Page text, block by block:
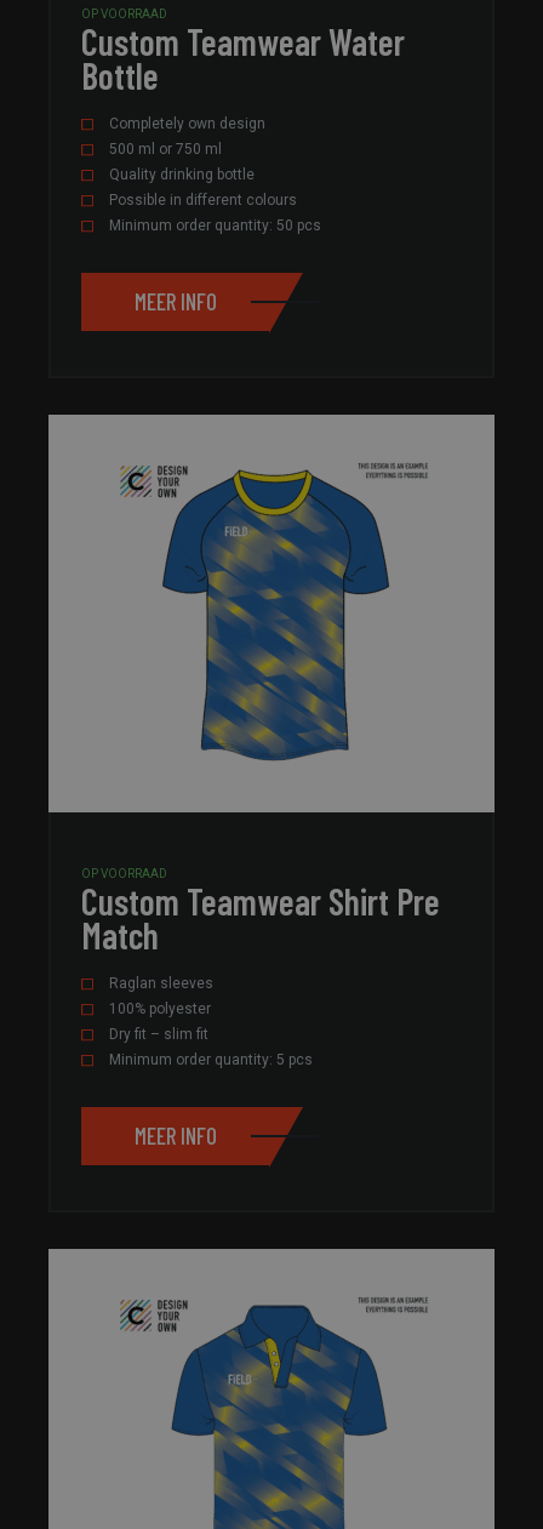
OP VOORRAAD
Custom Teamwear Water
Bottle
Completely own design
500 ml or 750 ml
Quality drinking bottle
Possible in different colours
Minimum order quantity: 50 pcs
MEER INFO
OP VOORRAAD
Custom Teamwear Shirt Pre
Match
Raglan sleeves
100% polyester
Dry fit – slim fit
Minimum order quantity: 5 pcs
MEER INFO